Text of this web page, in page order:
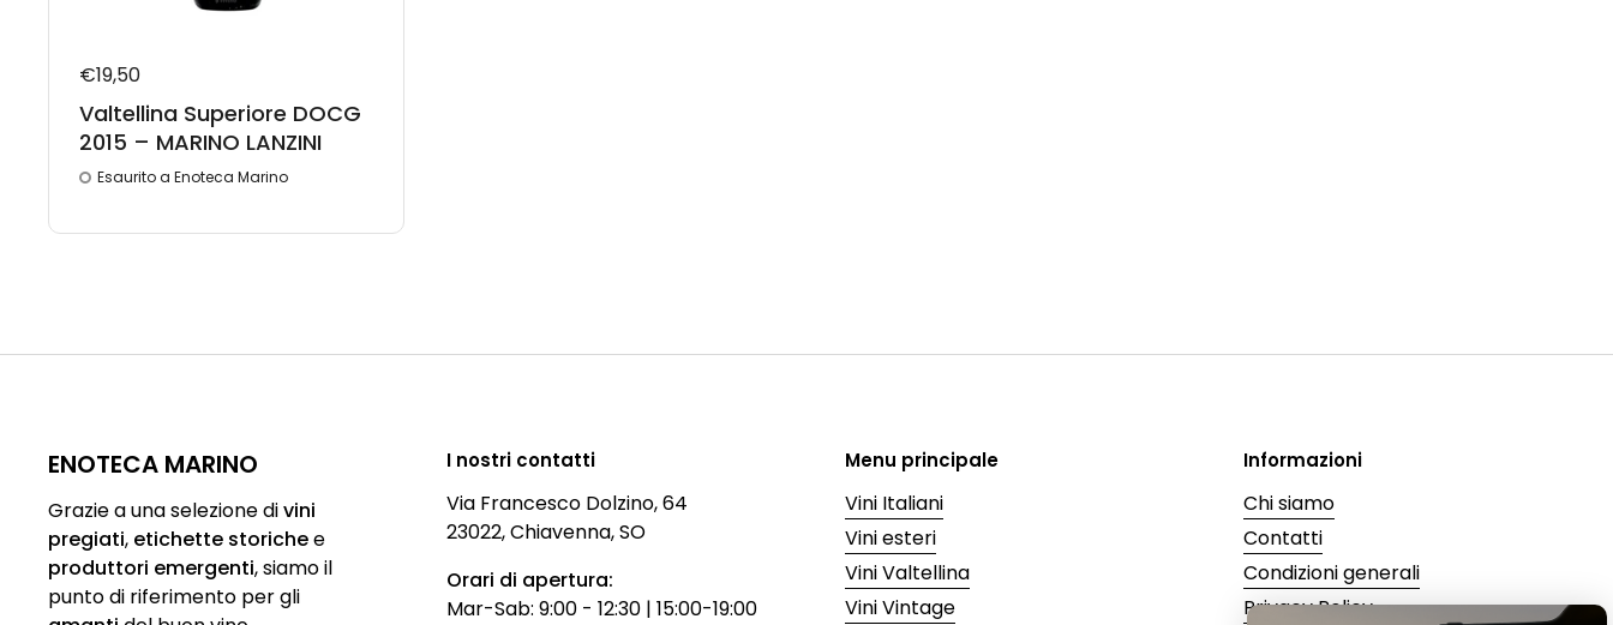
Prezzo di listino
€19,50
Valtellina Superiore DOCG
2015 – MARINO LANZINI
Esaurito a Enoteca Marino
ENOTECA MARINO
Grazie a una selezione divini
pregiati, etichette storichee
produttori emergenti,siamoil
punto di riferimento per gli
I nostri contatti
Via Francesco Dolzino, 64
23022, Chiavenna, SO
Orari di apertura:
Mar-Sab: 9:00 - 12:30 | 15:00-19:00
Menu principale
Vini Italiani
Vini esteri
Vini Valtellina
Vini Vintage
Informazioni
Chi siamo
Contatti
Condizioni generali
Privacy Policy